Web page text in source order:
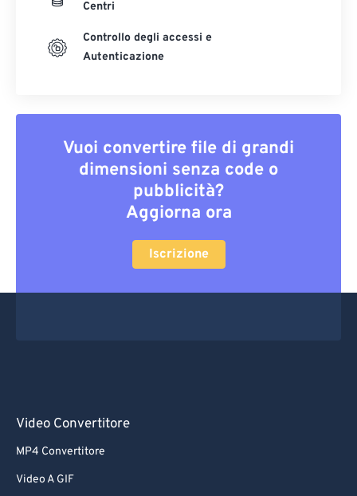
Centri
Controllo degli accessi e
Autenticazione
Vuoi convertire file di grandi
dimensioni senza code o
pubblicità?
Aggiorna ora
Iscrizione
Video Convertitore
MP4 Convertitore
Video A GIF